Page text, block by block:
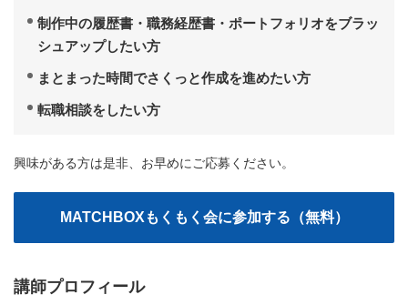
制作中の履歴書・職務経歴書・ポートフォリオをブラッ
シュアップしたい方
まとまった時間でさくっと作成を進めたい方
転職相談をしたい方
興味がある方は是非、お早めにご応募ください。
講師プロフィール